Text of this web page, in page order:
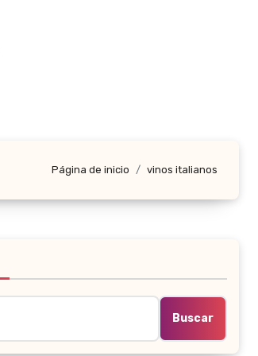
Página de inicio vinos italianos
Buscar